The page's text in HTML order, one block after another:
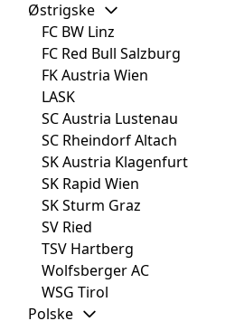
Østrigske
FC BW Linz
FC Red Bull Salzburg
FK Austria Wien
LASK
SC Austria Lustenau
SC Rheindorf Altach
SK Austria Klagenfurt
SK Rapid Wien
SK Sturm Graz
SV Ried
TSV Hartberg
Wolfsberger AC
WSG Tirol
Polske